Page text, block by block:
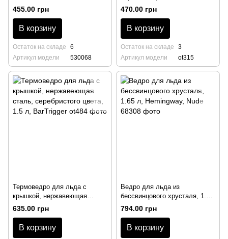
455.00 грн
В корзину
Остаток на складе
6
Артикул модели
530068
серебристого цвета, 1 л,
BarTrigger
470.00 грн
В корзину
Остаток на складе
3
Артикул модели
ot315
Термоведро для льда с
крышкой, нержавеющая
сталь, серебристого цвета,
1.5 л, BarTrigger
635.00 грн
В корзину
Ведро для льда из
бессвинцового хрусталя, 1.65
л, Hemingway, Nude
794.00 грн
В корзину